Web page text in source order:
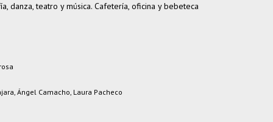
danza, teatro y música. Cafetería, oficina y bebeteca
Ángel Camacho, Laura Pacheco